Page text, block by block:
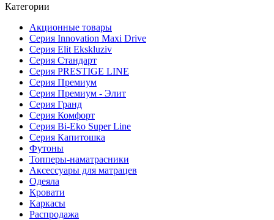
Категории
Акционные товары
Серия Innovation Maxi Drive
Серия Elit Ekskluziv
Серия Стандарт
Серия PRESTIGE LINE
Серия Премиум
Серия Премиум - Элит
Серия Гранд
Серия Комфорт
Серия Bi-Eko Super Line
Серия Капитошка
Футоны
Топперы-наматрасники
Аксессуары для матрацев
Одеяла
Кровати
Каркасы
Распродажа